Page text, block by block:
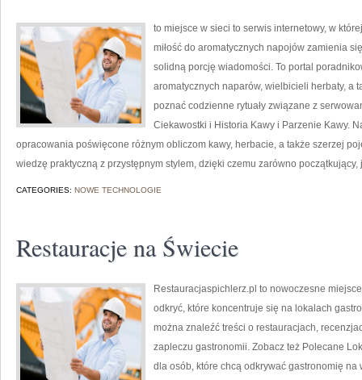
to miejsce w sieci to serwis internetowy, w
miłość do aromatycznych napojów zamienia
solidną porcję wiadomości. To portal
aromatycznych naparów, wielbicieli herbaty, a
poznać codzienne rytuały związane z
Ciekawostki i Historia Kawy i Parzenie Kawy.
opracowania poświęcone różnym obliczom kawy, herbacie, a także szerzej
wiedzę praktyczną z przystępnym stylem, dzięki czemu zarówno początkujący,
CATEGORIES: NOWE TECHNOLOGIE
Restauracje na Świecie
Restauracjaspichlerz.pl to nowoczesne
odkryć, które koncentruje się na lokalach
można znaleźć treści o restauracjach,
zapleczu gastronomii. Zobacz też Polecane
dla osób, które chcą odkrywać gastronomię